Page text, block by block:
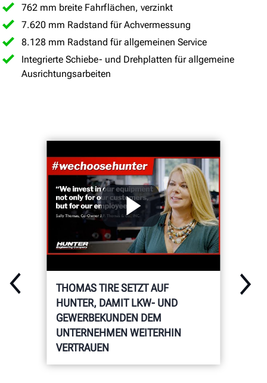
ANGEBOT
EINHOLEN
762 mm breite Fahrflächen, verzinkt
7.620 mm Radstand für Achvermessung
8.128 mm Radstand für allgemeinen Service
Integrierte Schiebe- und Drehplatten für allgemeine
Ausrichtungsarbeiten
THOMAS TIRE SETZT AUF
HUNTER, DAMIT LKW- UND
GEWERBEKUNDEN DEM
UNTERNEHMEN WEITERHIN
VERTRAUEN